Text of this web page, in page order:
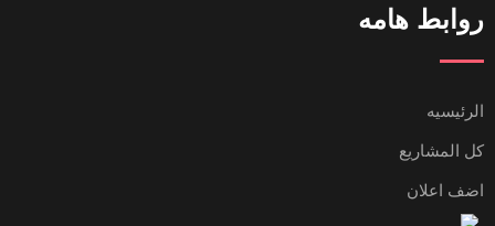
روابط هامه
الرئيسيه
كل المشاريع
اضف اعلان